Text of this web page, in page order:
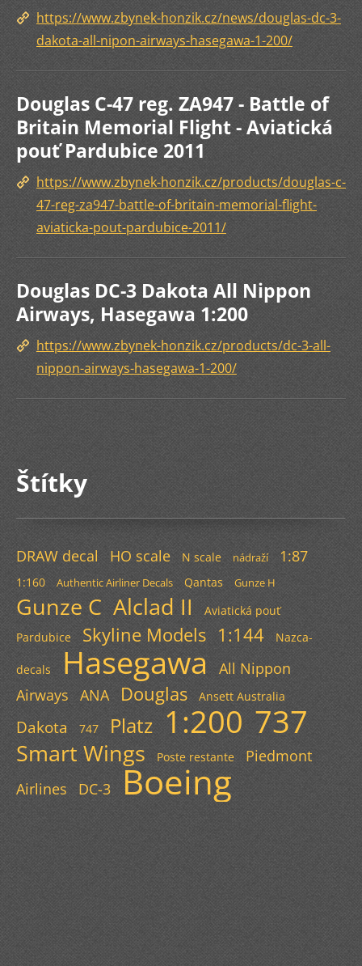
https://www.zbynek-honzik.cz/news/douglas-dc-3-
dakota-all-nipon-airways-hasegawa-1-200/
Douglas C-47 reg. ZA947 - Battle of
Britain Memorial Flight - Aviatická
pouť Pardubice 2011
https://www.zbynek-honzik.cz/products/douglas-c-
47-reg-za947-battle-of-britain-memorial-flight-
aviaticka-pout-pardubice-2011/
Douglas DC-3 Dakota All Nippon
Airways, Hasegawa 1:200
https://www.zbynek-honzik.cz/products/dc-3-all-
nippon-airways-hasegawa-1-200/
Štítky
DRAW decal HO scale N scale nádraží 1:87
1:160 Authentic Airliner Decals Qantas Gunze H
Gunze C Alclad II
Aviatická pouť
Pardubice
Skyline Models 1:144 Nazca-
decals Hasegawa
All Nippon
Airways
ANA Douglas Ansett Australia
Dakota 747 Platz 1:200 737
Smart Wings Poste restante
Piedmont
Airlines
DC-3 Boeing